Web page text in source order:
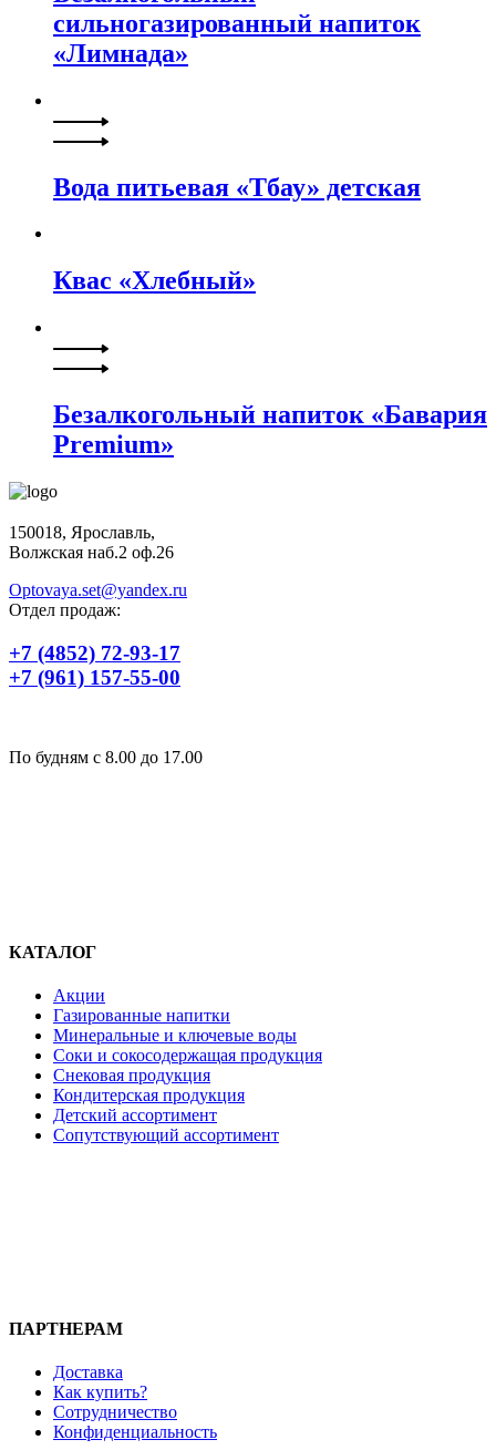
сильногазированный напиток
«Лимнада»
Вода питьевая «Тбау» детская
Квас «Хлебный»
Безалкогольный напиток «Бавария
Premium»
150018, Ярославль,
Волжская наб.2 оф.26
Optovaya.set@yandex.ru
Отдел продаж:
+7 (4852) 72-93-17
+7 (961) 157-55-00
По будням c 8.00 до 17.00
КАТАЛОГ
Акции
Газированные напитки
Минеральные и ключевые воды
Соки и сокосодержащая продукция
Снековая продукция
Кондитерская продукция
Детский ассортимент
Сопутствующий ассортимент
ПАРТНЕРАМ
Доставка
Как купить?
Сотрудничество
Конфиденциальность